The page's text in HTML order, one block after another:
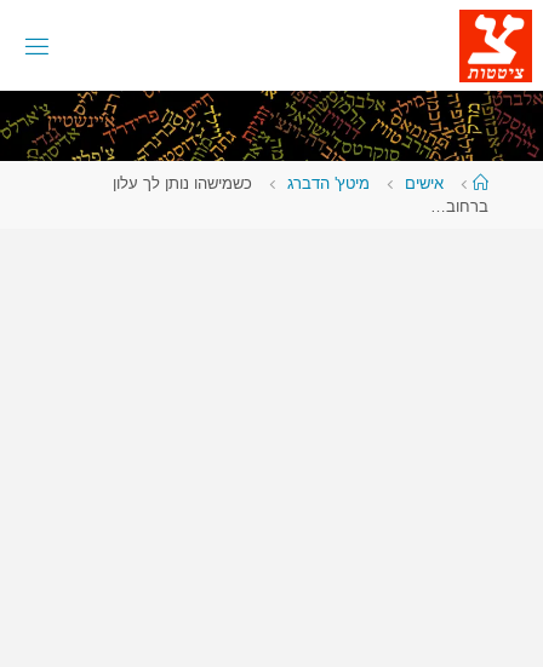
דלגו
לתוכן
עמוד
ראשי
אישים מיטץ' הדברג
כשמישהו נותן לך עלון
ברחוב…